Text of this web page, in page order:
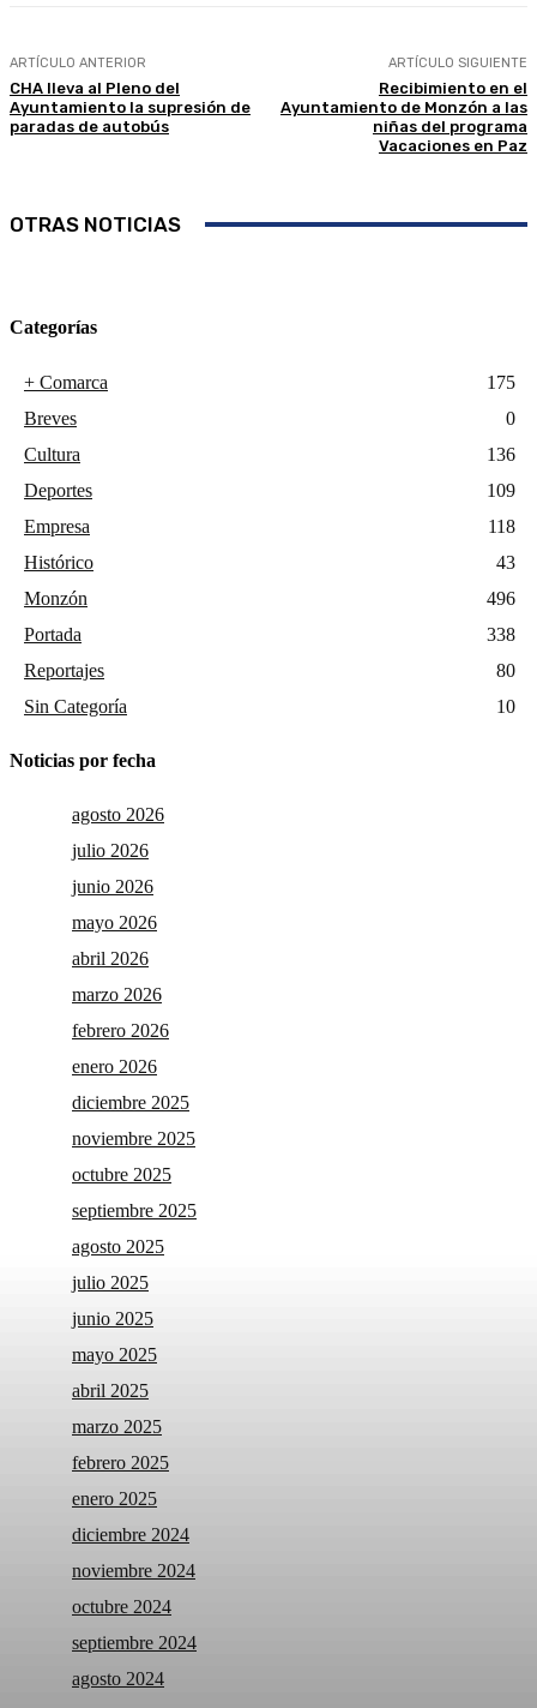
ARTÍCULO ANTERIOR
CHA lleva al Pleno del
Ayuntamiento la supresión de
paradas de autobús
ARTÍCULO SIGUIENTE
Recibimiento en el
Ayuntamiento de Monzón a las
niñas del programa
Vacaciones en Paz
OTRAS NOTICIAS
Categorías
+ Comarca
175
Breves
0
Cultura
136
Deportes
109
Empresa
118
Histórico
43
Monzón
496
Portada
338
Reportajes
80
Sin Categoría
10
Noticias por fecha
agosto 2026
julio 2026
junio 2026
mayo 2026
abril 2026
marzo 2026
febrero 2026
enero 2026
diciembre 2025
noviembre 2025
octubre 2025
septiembre 2025
agosto 2025
julio 2025
junio 2025
mayo 2025
abril 2025
marzo 2025
febrero 2025
enero 2025
diciembre 2024
noviembre 2024
octubre 2024
septiembre 2024
agosto 2024